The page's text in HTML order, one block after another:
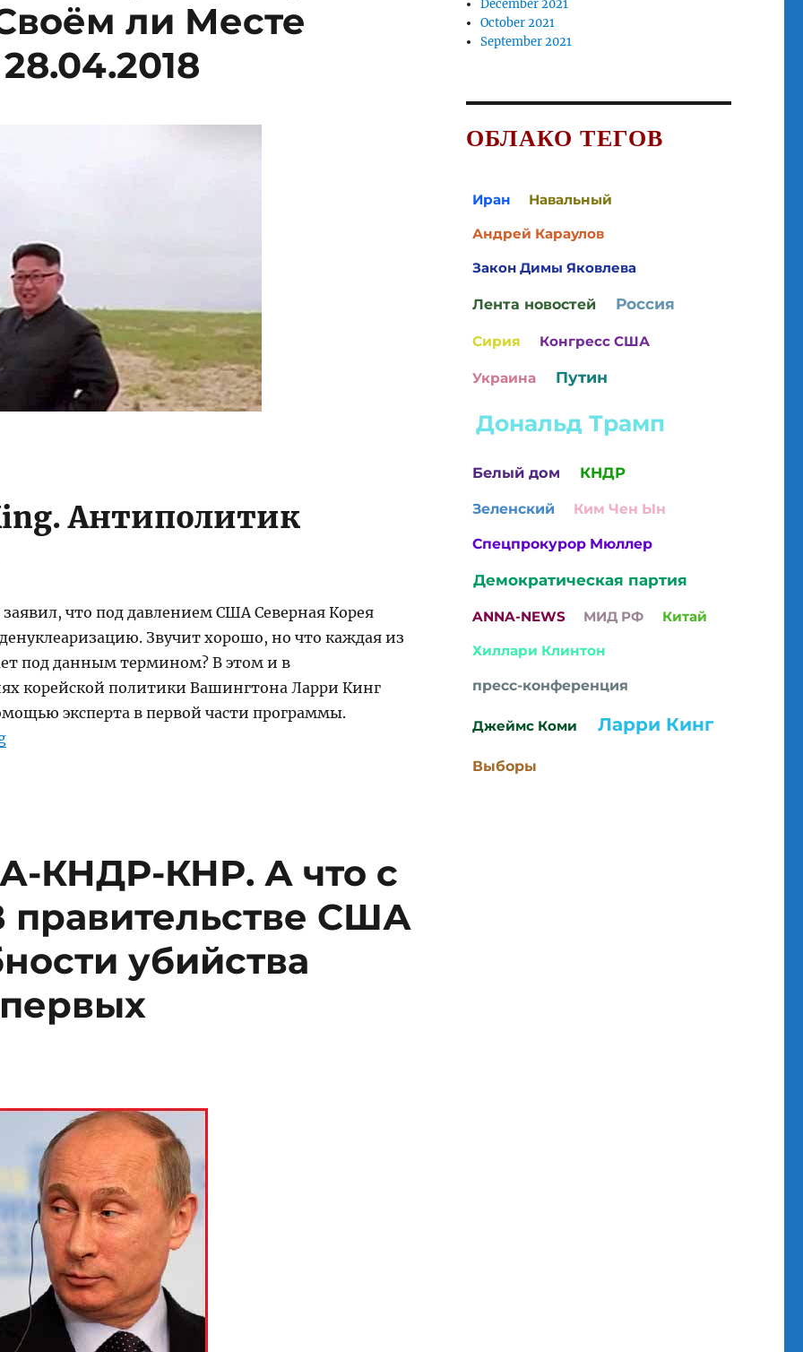
ли Месте
Антиполитик
что под давлением США Северная Корея
денуклеаризацию. Звучит хорошо, но что каждая из
под данным термином? В этом и в
корейской политики Вашингтона Ларри Кинг
эксперта в первой части программы.
“Денуклеаризация Северной Кореи по Трампу. А На Своём ли Месте Дональд Трамп? 28.04.2018”
КНДР-КНР. А что с
США
убийства
December 2021
October 2021
September 2021
ОБЛАКО ТЕГОВ
Иран Навальный
Андрей Караулов
Закон Димы Яковлева
Лента новостей Россия
Сирия Конгресс США
Украина Путин
Дональд Трамп
Белый дом КНДР
Зеленский Ким Чен Ын
Спецпрокурор Мюллер
Демократическая партия
ANNA-NEWS МИД РФ Китай
Хиллари Клинтон
пресс-конференция
Джеймс Коми Ларри Кинг
Выборы